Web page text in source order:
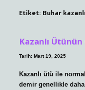
Etiket: Buhar
Kazanlı
Tarih: Mart 19, 2025
Kazanlı ütü ile
demir genellikle daha